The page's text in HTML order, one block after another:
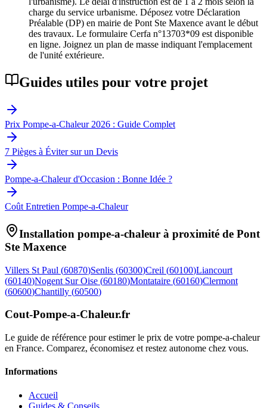
charge du service urbanisme. Déposez votre Déclaration
Préalable (DP) en mairie de Pont Ste Maxence avant le début
des travaux. Le formulaire Cerfa n°13703*09 est disponible
en ligne. Joignez un plan de masse indiquant l'emplacement
de l'unité extérieure.
Guides utiles pour votre projet
Prix Pompe-a-Chaleur 2026 : Guide Complet
7 Pièges à Éviter sur un Devis
Pompe-a-Chaleur d'Occasion : Bonne Idée ?
Coût Entretien Pompe-a-Chaleur
Installation pompe-a-chaleur à proximité de Pont
Ste Maxence
Villers St Paul (60870)Senlis (60300)Creil (60100)Liancourt
(60140)Nogent Sur Oise (60180)Montataire (60160)Clermont
(60600)Chantilly (60500)
Cout-Pompe-a-Chaleur.fr
Le guide de référence pour estimer le prix de votre pompe-a-chaleur
en France. Comparez, économisez et restez autonome chez vous.
Informations
Accueil
Guides & Conseils